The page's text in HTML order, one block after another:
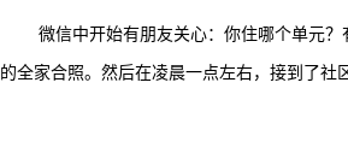
微信中开始有朋友关心：你住哪个单元
的全家合照。然后在凌晨一点左右，接到了